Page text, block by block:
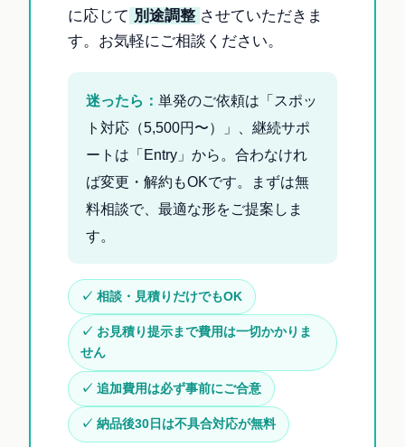
に応じて 別途調整 させていただきま
す。お気軽にご相談ください。
迷ったら： 単発のご依頼は「スポッ
ト対応（5,500円〜）」、継続サポ
ートは「Entry」から。合わなけれ
ば変更・解約もOKです。まずは無
料相談で、最適な形をご提案しま
す。
✓ 相談・見積りだけでもOK
✓ お見積り提示まで費用は一切かかりま
せん
✓ 追加費用は必ず事前にご合意
✓ 納品後30日は不具合対応が無料